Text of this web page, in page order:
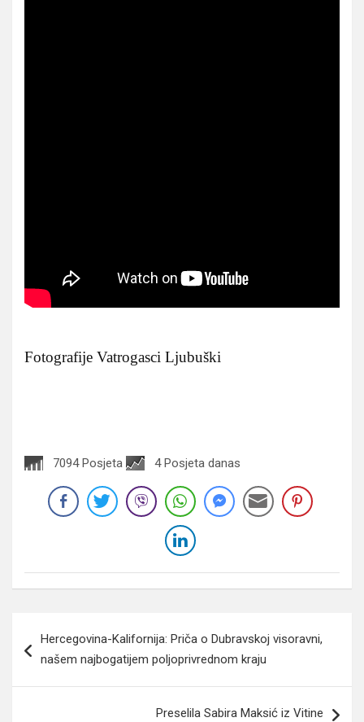
Fotografije Vatrogasci Ljubuški
7094 Posjeta 4 Posjeta danas
članaka
Hercegovina-Kalifornija: Priča o Dubravskoj visoravni,
našem najbogatijem poljoprivrednom kraju
Preselila Sabira Maksić iz Vitine